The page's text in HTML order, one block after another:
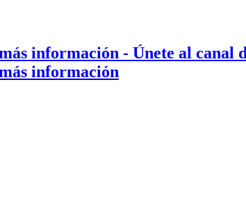
información - Únete al canal
información